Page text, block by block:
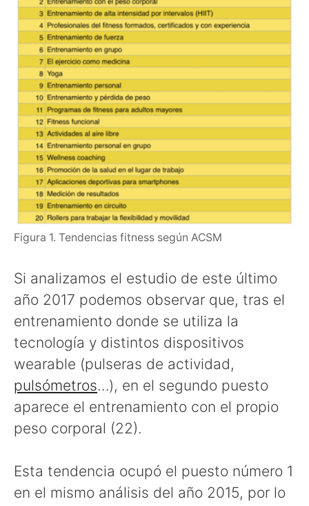
Figura 1. Tendencias fitness según ACSM
Si analizamos el estudio de este último
año 2017 podemos observar que, tras el
entrenamiento donde se utiliza la
tecnología y distintos dispositivos
wearable (pulseras de actividad,
pulsómetros…), en el segundo puesto
aparece el entrenamiento con el propio
peso corporal (22).
Esta tendencia ocupó el puesto número 1
en el mismo análisis del año 2015, por lo